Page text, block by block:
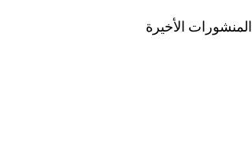
المنشورات الأخيرة